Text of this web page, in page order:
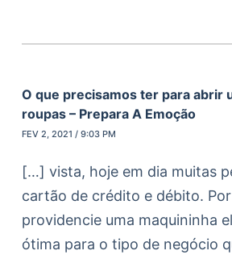
O que precisamos ter para abrir
roupas – Prepara A Emoção
FEV 2, 2021 / 9:03 PM
[…] vista, hoje em dia muitas
cartão de crédito e débito.
providencie uma maquininha
ótima para o tipo de negócio